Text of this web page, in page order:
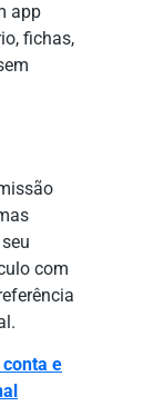
app
fichas,
com
e